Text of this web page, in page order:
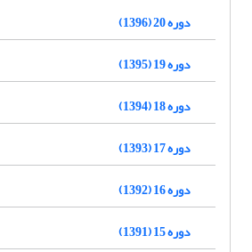
دوره 20 (1396)
دوره 19 (1395)
دوره 18 (1394)
دوره 17 (1393)
دوره 16 (1392)
دوره 15 (1391)